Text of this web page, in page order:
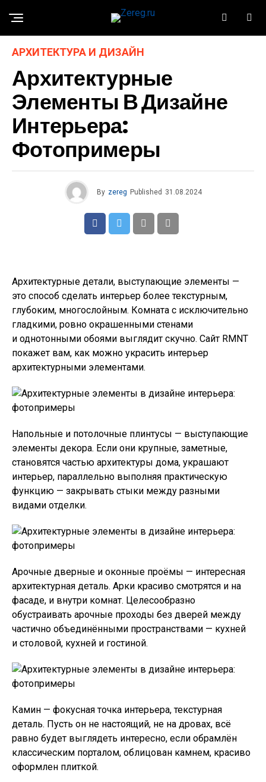
АРХИТЕКТУРА И ДИЗАЙН
Архитектурные
Элементы В Дизайне
Интерьера:
Фотопримеры
By zereg Published 31.08.2024
Архитектурные детали, выступающие элементы —
это способ сделать интерьер более текстурным,
глубоким, многослойным. Комната с исключительно
гладкими, ровно окрашенными стенами
и однотонными обоями выглядит скучно. Сайт RMNT
покажет вам, как можно украсить интерьер
архитектурными элементами.
Напольные и потолочные плинтусы — выступающие
элементы декора. Если они крупные, заметные,
становятся частью архитектуры дома, украшают
интерьер, параллельно выполняя практическую
функцию — закрывать стыки между разными
видами отделки.
Арочные дверные и оконные проёмы — интересная
архитектурная деталь. Арки красиво смотрятся и на
фасаде, и внутри комнат. Целесообразно
обустраивать арочные проходы без дверей между
частично объединёнными пространствами — кухней
и столовой, кухней и гостиной.
Камин — фокусная точка интерьера, текстурная
деталь. Пусть он не настоящий, не на дровах, всё
равно будет выглядеть интересно, если обрамлён
классическим порталом, облицован камнем, красиво
оформлен плиткой.